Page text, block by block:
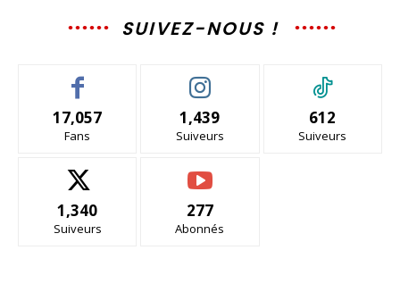
SUIVEZ-NOUS !
17,057
Fans
1,439
Suiveurs
612
Suiveurs
1,340
Suiveurs
277
Abonnés